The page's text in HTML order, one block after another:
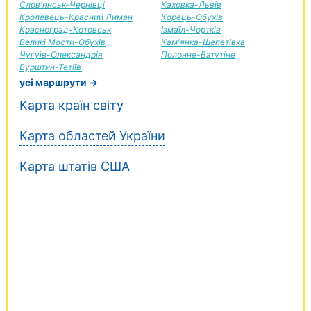
Слов'янськ-Чернівці
Кролевець-Красний Лиман
Красноград-Котовськ
Великі Мости-Обухів
Чугуїв-Олександрія
Бурштин-Тетіїв
Каховка-Львів
Корець-Обухів
Ізмаїл-Чортків
Кам'янка-Шепетівка
Полонне-Ватутіне
усі маршрути →
Карта країн світу
Карта областей України
Карта штатів США